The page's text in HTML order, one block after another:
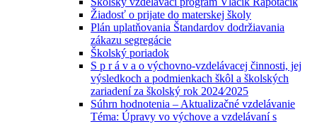
Žiadosť o prijate do materskej školy
Plán uplatňovania Štandardov dodržiavania
zákazu segregácie
Školský poriadok
S p r á v a o výchovno-vzdelávacej činnosti, jej
výsledkoch a podmienkach škôl a školských
zariadení za školský rok 2024⁄2025
Súhrn hodnotenia – Aktualizačné vzdelávanie
Téma: Úpravy vo výchove a vzdelávaní s